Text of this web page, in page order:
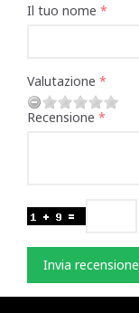
Il tuo nome
Valutazione
Recensione
Invia recensione